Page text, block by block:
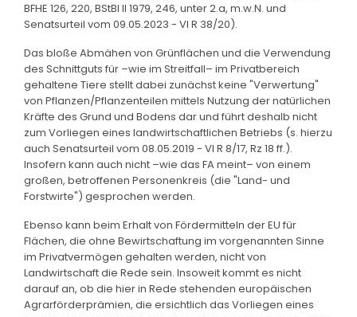
BFHE 126, 220, BStBl II 1979, 246, unter 2.a, m.w.N. und
Senatsurteil vom 09.05.2023 - VI R 38/20).
Das bloße Abmähen von Grünflächen und die Verwendung
des Schnittguts für –wie im Streitfall– im Privatbereich
gehaltene Tiere stellt dabei zunächst keine "Verwertung"
von Pflanzen/Pflanzenteilen mittels Nutzung der natürlichen
Kräfte des Grund und Bodens dar und führt deshalb nicht
zum Vorliegen eines landwirtschaftlichen Betriebs (s. hierzu
auch Senatsurteil vom 08.05.2019 - VI R 8/17, Rz 18 ff.).
Insofern kann auch nicht –wie das FA meint– von einem
großen, betroffenen Personenkreis (die "Land- und
Forstwirte") gesprochen werden.
Ebenso kann beim Erhalt von Fördermitteln der EU für
Flächen, die ohne Bewirtschaftung im vorgenannten Sinne
im Privatvermögen gehalten werden, nicht von
Landwirtschaft die Rede sein. Insoweit kommt es nicht
darauf an, ob die hier in Rede stehenden europäischen
Agrarförderprämien, die ersichtlich das Vorliegen eines